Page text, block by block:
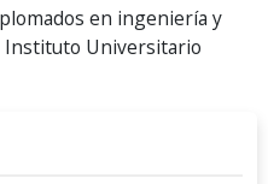
en ingeniería y
Instituto Universitario